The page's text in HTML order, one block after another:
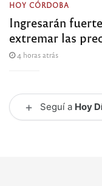
HOY CÓRDOBA
Ingresarán
extremar las
4 horas atrás
+ Seguí a Hoy